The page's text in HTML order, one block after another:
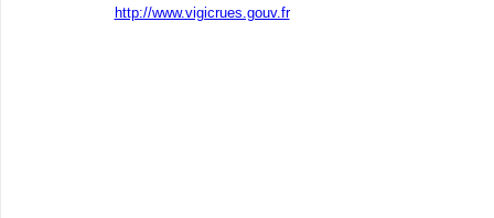
http://www.vigicrues.gouv.fr